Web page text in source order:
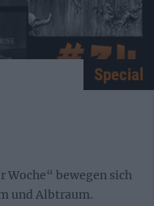
Special
bewegen sich
und Albtraum.